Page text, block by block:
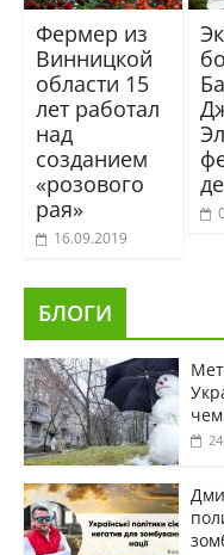
Фермер из
Винницкой
области 15
лет работал
над
созданием
«розового
рая»
16.09.2019
БЛОГИ
чем